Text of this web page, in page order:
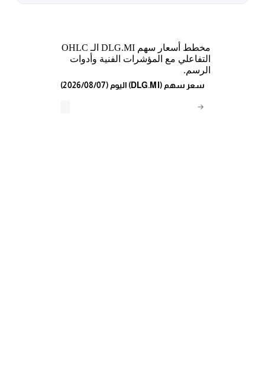
مخطط أسعار سهم DLG.MI الـ OHLC
التفاعلي مع المؤشرات الفنية وأدوات
الرسم.
→
(2026/08/07) اليوم (DLG.MI) سعر سهم